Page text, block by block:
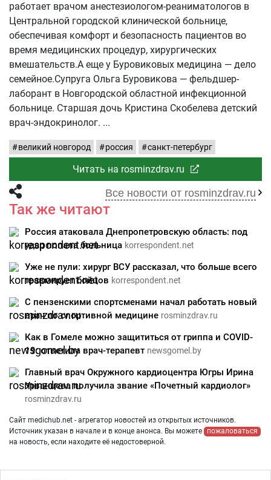
работает врачом анестезиологом-реаниматологов в
Центральной городской клинической больнице,
обеспечивая комфорт и безопасность пациентов во
время медицинских процедур, хирургических
вмешательств.А еще у Буровиковых медицина — дело
семейное.Супруга Ольга Буровикова — фельдшер-
лаборант в Новгородской областной инфекционной
больнице. Старшая дочь Кристина Скобелева детский
врач-эндокринолог.
великий новгород россия санкт-петербург
Читать на rosminzdrav.ru
Все новости от rosminzdrav.ru
Так же читают
Россия атаковала Днепропетровскую область: под
удар попала больница korrespondent.net
Уже не пули: хирург ВСУ рассказал, что больше всего
травмирует бойцов korrespondent.net
С пензенскими спортсменами начал работать новый
врач по спортивной медицине rosminzdrav.ru
Как в Гомеле можно защититься от гриппа и COVID-
19: ответила врач-терапевт newsgomel.by
Главный врач Окружного кардиоцентра Югры Ирина
Урванцева получила звание «Почетный кардиолог»
rosminzdrav.ru
Сайт medichub.net - агрегатор новостей из открытых источников.
Источник указан в начале и в конце анонса. Вы можете
пожаловаться
на новость, если находите её недостоверной.